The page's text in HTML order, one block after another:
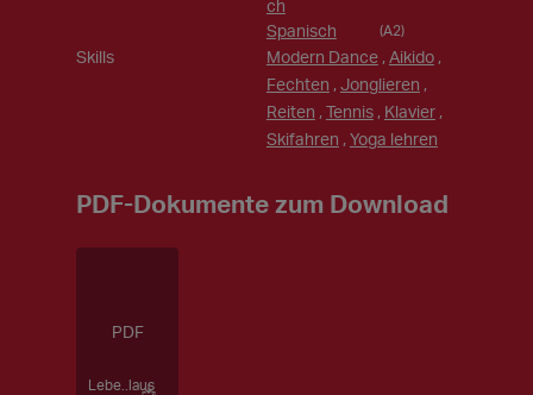
ch
Spanisch (A2)
Skills Modern Dance,Aikido,
Fechten ,Jonglieren ,
Reiten ,Tennis, Klavier,
Skifahren ,Yoga lehren
PDF-Dokumente zum Download
Lebe..laus